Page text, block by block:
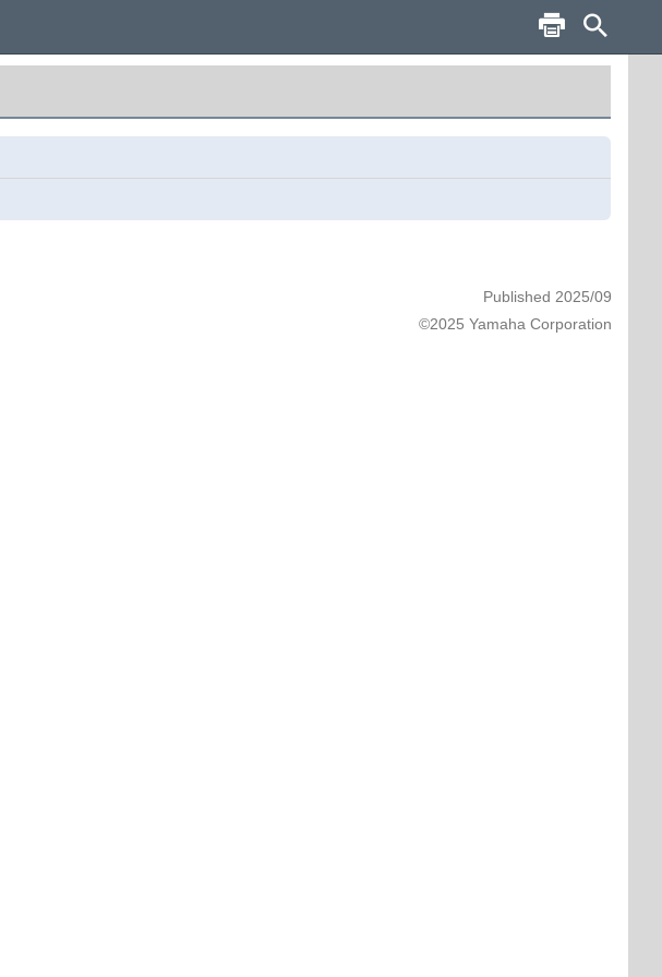
Published 2025/09
©2025 Yamaha Corporation